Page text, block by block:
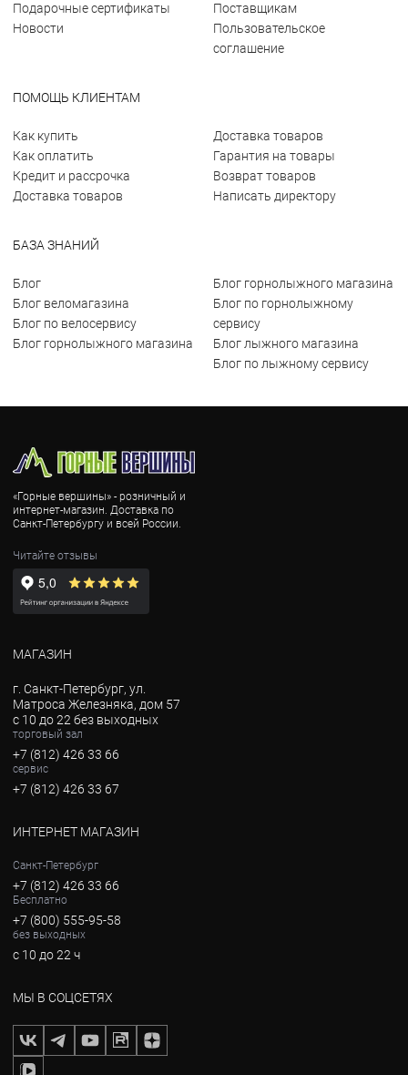
Подарочные сертификаты
Новости
Поставщикам
Пользовательское
соглашение
ПОМОЩЬ КЛИЕНТАМ
Как купить
Как оплатить
Кредит и рассрочка
Доставка товаров
Доставка товаров
Гарантия на товары
Возврат товаров
Написать директору
БАЗА ЗНАНИЙ
Блог
Блог веломагазина
Блог по велосервису
Блог горнолыжного магазина
Блог горнолыжного магазина
Блог по горнолыжному
сервису
Блог лыжного магазина
Блог по лыжному сервису
«Горные вершины» - розничный и
интернет-магазин. Доставка по
Санкт-Петербургу и всей России.
Читайте отзывы
МАГАЗИН
г. Санкт-Петербург, ул.
Матроса Железняка, дом 57
с 10 до 22 без выходных
торговый зал
+7 (812) 426 33 66
сервис
+7 (812) 426 33 67
ИНТЕРНЕТ МАГАЗИН
Санкт-Петербург
+7 (812) 426 33 66
Бесплатно
+7 (800) 555-95-58
без выходных
с 10 до 22 ч
МЫ В СОЦСЕТЯХ